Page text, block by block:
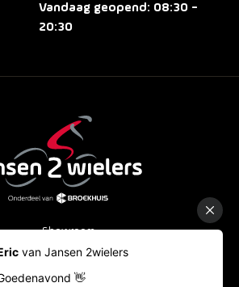
Vandaag geopend: 08:30 -
20:30
Showroom
Occasions